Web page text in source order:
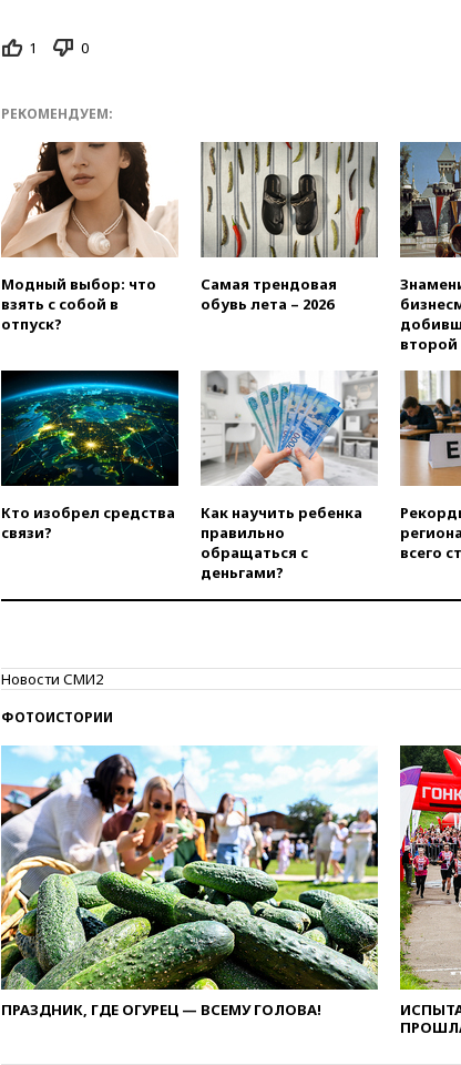
1 0
РЕКОМЕНДУЕМ:
Модный выбор: что
взять с собой в
отпуск?
Самая трендовая
обувь лета – 2026
Кто изобрел средства
связи?
Как научить ребенка
правильно
обращаться с
деньгами?
всего
Новости СМИ2
ФОТОИСТОРИИ
ПРАЗДНИК, ГДЕ ОГУРЕЦ — ВСЕМУ ГОЛОВА!